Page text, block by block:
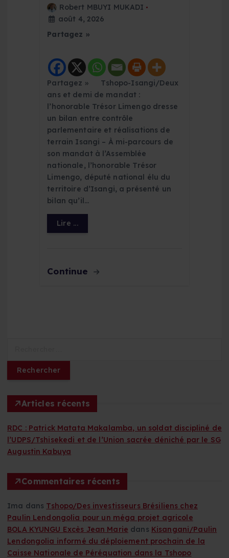
Robert MBUYI MUKADI
août 4, 2026
Partagez »
Partagez » Tshopo-Isangi/Deux
ans et demi de mandat :
l’honorable Trésor Limengo dresse
un bilan entre contrôle
parlementaire et réalisations de
terrain Isangi – À mi-parcours de
son mandat à l’Assemblée
nationale, l’honorable Trésor
Limengo, député national élu du
territoire d’Isangi, a présenté un
bilan qu’il…
Lire ...
Continue
h
c
h
e
r
:
Articles récents
RDC : Patrick Matata Makalamba, un soldat discipliné de
l’UDPS/Tshisekedi et de l’Union sacrée déniché par le SG
Augustin Kabuya
Commentaires récents
Ima dans Tshopo/Des investisseurs Brésiliens chez
Paulin Lendongolia pour un méga projet agricole
BOLA KYUNGU Excès Jean Marie dans Kisangani/Paulin
Lendongolia informé du déploiement prochain de la
Caisse Nationale de Péréquation dans la Tshopo